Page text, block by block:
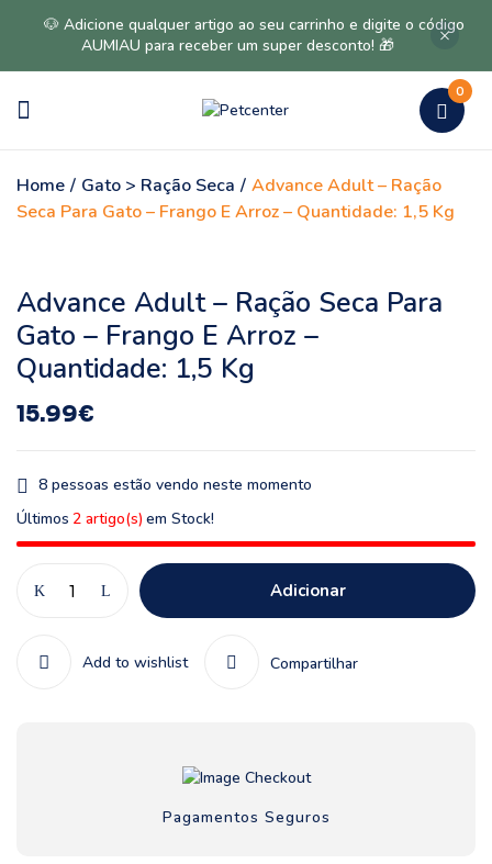
🐶 Adicione qualquer artigo ao seu carrinho e digite o código
AUMIAU para receber um super desconto! 🎁
0
Home / Gato > Ração Seca / Advance Adult – Ração
Seca Para Gato – Frango E Arroz – Quantidade: 1,5 Kg
Advance Adult – Ração Seca Para
Gato – Frango E Arroz –
Quantidade: 1,5 Kg
15.99€
8 pessoas estão vendo neste momento
Últimos 2 artigo(s) em Stock!
Adicionar
Add to wishlist Compartilhar
Pagamentos Seguros